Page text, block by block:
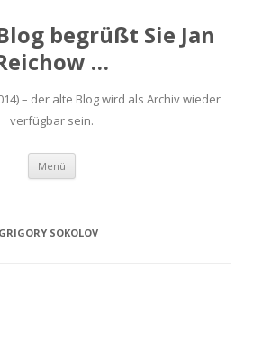
begrüßt Sie Jan
…
– der alte Blog wird als Archiv wieder
verfügbar sein.
Menü Zum
springen
GRIGORY SOKOLOV